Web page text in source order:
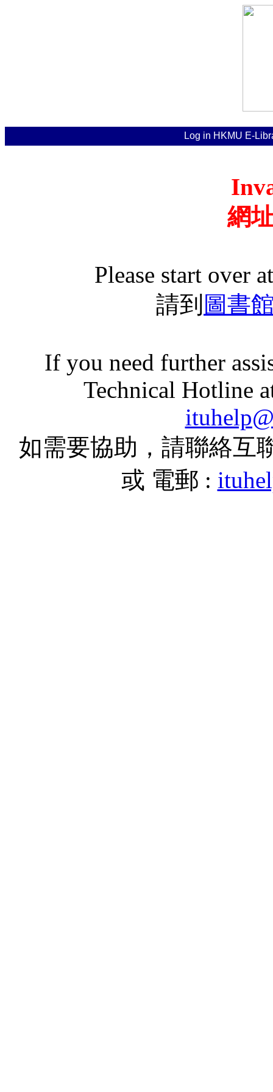
Log in HKMU E-
網
Please start over
請到 圖書
If you need further
Technical Hotline
如需要協助，請聯絡互
或 電郵 :